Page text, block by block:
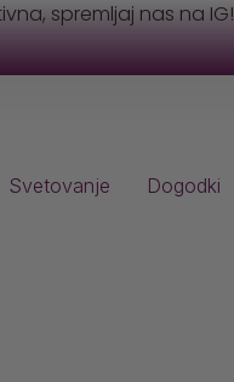
spremljaj nas na IG!
Svetovanje Dogodki